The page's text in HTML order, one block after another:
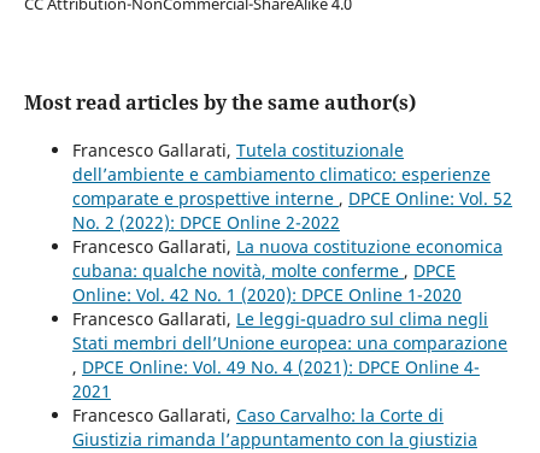
Most read articles by the same author(s)
Francesco Gallarati, Tutela costituzionale
dell’ambiente e cambiamento climatico: esperienze
comparate e prospettive interne , DPCE Online: Vol. 52
No. 2 (2022): DPCE Online 2-2022
Francesco Gallarati, La nuova costituzione economica
cubana: qualche novità, molte conferme , DPCE
Online: Vol. 42 No. 1 (2020): DPCE Online 1-2020
Francesco Gallarati, Le leggi-quadro sul clima negli
Stati membri dell’Unione europea: una comparazione
, DPCE Online: Vol. 49 No. 4 (2021): DPCE Online 4-
2021
Francesco Gallarati, Caso Carvalho: la Corte di
Giustizia rimanda l’appuntamento con la giustizia